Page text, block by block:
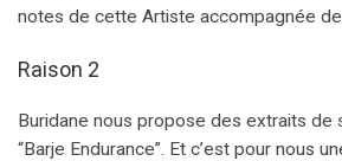
notes de cette Artiste accompagnée
Raison 2
Buridane nous propose des extraits de
“Barje Endurance”. Et c’est pour nous